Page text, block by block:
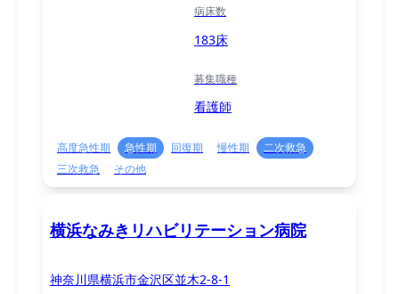
病床数
183床
募集職種
看護師
高度急性期 急性期 回復期 慢性期
二次救急
三次救急
その他
横浜なみきリハビリテーション病院
神奈川県横浜市金沢区並木2-8-1